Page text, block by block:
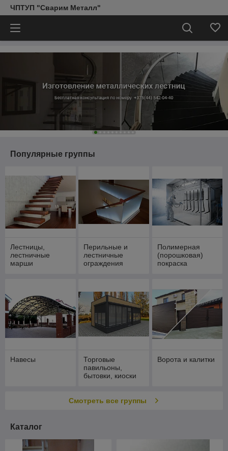
ЧПТУП "Сварим Металл"
Популярные группы
Лестницы,
лестничные
марши
Перильные и
лестничные
ограждения
Полимерная
(порошковая)
покраска
Навесы
Торговые
павильоны,
бытовки, киоски
Ворота и калитки
Смотреть все группы
Каталог